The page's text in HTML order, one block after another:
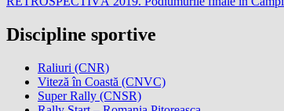
Discipline sportive
Raliuri (CNR)
Viteză în Coastă (CNVC)
Super Rally (CNSR)